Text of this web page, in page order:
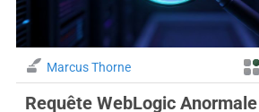
Marcus Thorne
Requête WebLogic